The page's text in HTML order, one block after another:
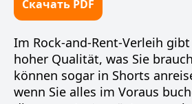
Скачать PDF
Im Rock-and-Rent-Verleih
hoher Qualität, was Sie
können sogar in Shorts
wenn Sie alles im Voraus